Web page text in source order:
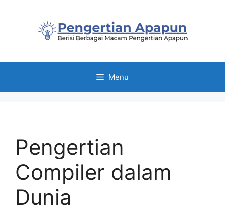
Menu
Pengertian
Compiler dalam
Dunia